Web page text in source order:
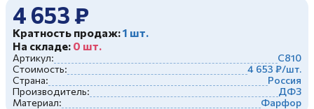
4 653 ₽
Кратность продаж:1 шт.
На складе: 0 шт.
Артикул:
С810
Стоимость:
4 653 ₽/шт.
Страна:
Россия
Производитель:
ДФЗ
Материал:
Фарфор